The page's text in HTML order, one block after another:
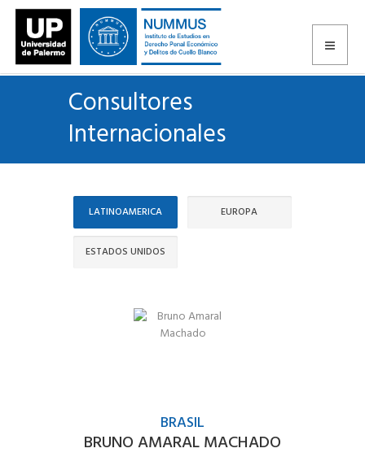
Consultores
Internacionales
LATINOAMERICA EUROPA
ESTADOS UNIDOS
BRASIL
BRUNO AMARAL MACHADO